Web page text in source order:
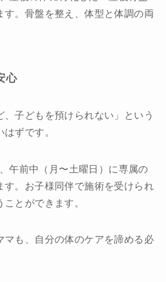
す。骨盤を整え、体型と体調の両
心
、子どもを預けられない」という
ずです。
午前中（月〜土曜日）に専属の
す。お子様同伴で施術を受けられ
とができます。
マも、自分の体のケアを諦める必